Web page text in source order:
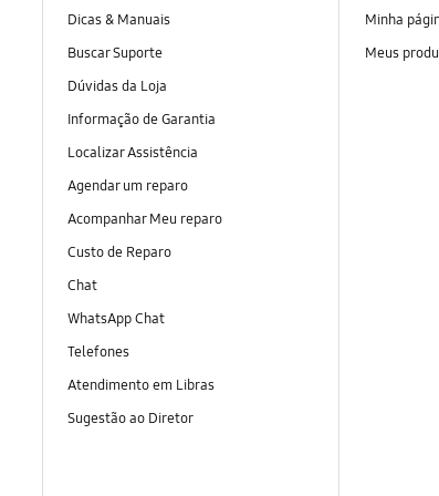
Dicas & Manuais
Buscar Suporte
Dúvidas da Loja
Informação de Garantia
Localizar Assistência
Agendar um reparo
Acompanhar Meu reparo
Custo de Reparo
Chat
WhatsApp Chat
Telefones
Atendimento em Libras
Sugestão ao Diretor
Minha
Meus